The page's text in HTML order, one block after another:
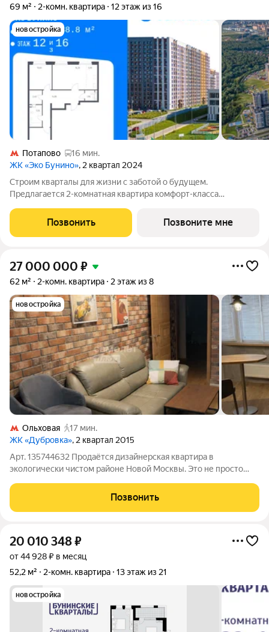
69 м²
2-комн. квартира 12 этаж из 16
новостройка
Потапово
16 мин.
ЖК «Эко Бунино», 2 квартал 2024
Строим кварталы для жизни с заботой о будущем.
Предлагается 2-комнатная квартира комфорт-класса
этаже, в жилом комплексе "Эко Бунино".Застройщик сдает
квартиры с отделкой в нескольких вариантах:
Позвонить Позвоните мне
27 000 000 ₽
62 м² 2-комн. квартира 2 этаж из 8
новостройка
Ольховая
17 мин.
ЖК «Дубровка», 2 квартал 2015
Арт. 135744632 Продаётся дизайнерская квартира в
экологически чистом районе Новой Москвы. Это не просто
решений и настоящий дом для жизни. О квартире: Полы:
Позвонить
20 010 348₽
от 44 928 ₽ в месяц
52,2 м²
2-комн. квартира 13 этаж из 21
новостройка